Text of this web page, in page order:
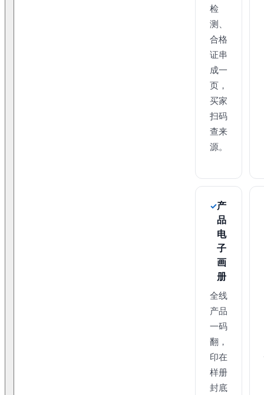
检
测、
合格
证串
成一
页，
买家
扫码
查来
源。
产
品
电
子
画
册
全线
产品
一码
翻，
印在
样册
封底